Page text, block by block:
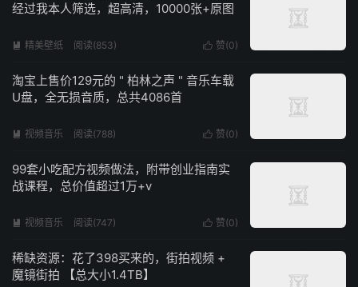
经过我本人筛选，超高清，10000张+原图
 赞(0)
 精美壁纸 阅读(853)
淘宝上售价129元的 " 柏林之声 " 音乐车载
U盘，全无损音质，总共4086首
 赞(0)
 视频音乐 阅读(788)
99套小吃配方视频做法，附带创业指南实
战课程，总价值超过1万+v
 赞(0)
 视频音乐 阅读(747)
稀缺资源：花了398买来的，街拍视频 +
魔镜街拍 【总大小1.4TB】